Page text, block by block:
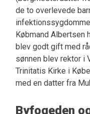
de to overlevede
Købmand Albertsen
blev godt gift med
sønnen blev rektor i
Trinitatis Kirke i
med en datter fra
Byfogeden